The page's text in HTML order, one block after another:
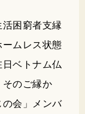
困窮者支縁
ムレス状態
ベトナム仏
そのご縁か
の会」メンバ